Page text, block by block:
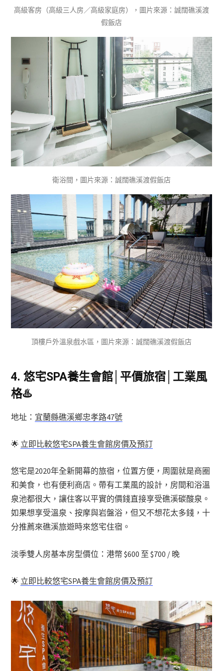
高級客房（高級三人房／高級家庭房），圖片來源：誠闊礁溪渡
假飯店
衛浴間，圖片來源：誠闊礁溪渡假飯店
頂樓戶外溫泉戲水區，圖片來源：誠闊礁溪渡假飯店
4. 悠宅SPA養生會館│平價旅宿│工業風
格♨️
地址： 宜蘭縣礁溪鄉忠孝路47號
🌟 立即比較悠宅SPA養生會館房價及預訂
悠宅是2020年全新開幕的旅宿，位置方便，周圍就是商圈
和美食，也有便利商店。帶有工業風的設計，房間和浴溫
泉池都很大，讓住客以平實的價錢直接享受礁溪碳酸泉。
如果想享受溫泉、按摩與岩盤浴，但又不想花太多錢，十
分推薦來礁溪旅遊時來悠宅住宿。
淡季雙人房基本房型價位：港幣 $600 至 $700 / 晚
🌟 立即比較悠宅SPA養生會館房價及預訂